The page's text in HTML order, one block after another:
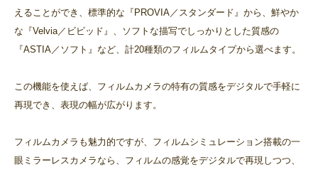
えることができ、標準的な『PROVIA／スタンダード』から、鮮やか
な『Velvia／ビビッド』、ソフトな描写でしっかりとした質感の
『ASTIA／ソフト』など、計20種類のフィルムタイプから選べます。
この機能を使えば、フィルムカメラの特有の質感をデジタルで手軽に
再現でき、表現の幅が広がります。
フィルムカメラも魅力的ですが、フィルムシミュレーション搭載の一
眼ミラーレスカメラなら、フィルムの感覚をデジタルで再現しつつ、